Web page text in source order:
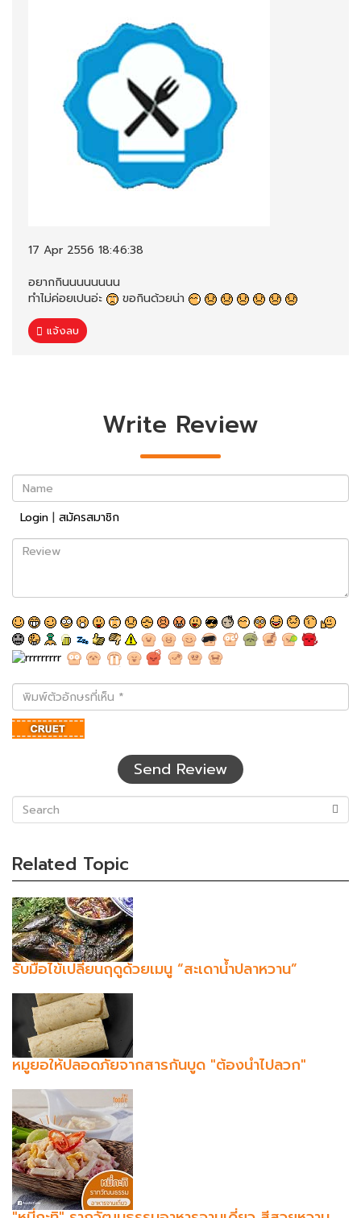
17 Apr 2556 18:46:38
อยากกินนนนนนนน
ทำไม่ค่อยเปนอ่ะ
ขอกินด้วยน่า
แจ้งลบ
Write Review
Name
Login | สมัครสมาชิก
Review
พิมพ์
ตัว
อักษร
ที่
Send Review
Related Topic
รับมือไข้เปลี่ยนฤดูด้วยเมนู “สะเดาน้ำปลาหวาน”
หมูยอให้ปลอดภัยจากสารกันบูด "ต้องนำไปลวก"